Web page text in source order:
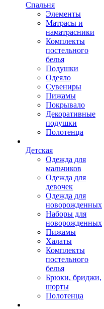
Спальня
Элементы
Матрасы и
наматрасники
Комплекты
постельного
белья
Подушки
Одеяло
Сувениры
Пижамы
Покрывало
Декоративные
подушки
Полотенца
Детская
Одежда для
мальчиков
Одежда для
девочек
Одежда для
новорожденных
Наборы для
новорожденных
Пижамы
Халаты
Комплекты
постельного
белья
Брюки, бриджи,
шорты
Полотенца